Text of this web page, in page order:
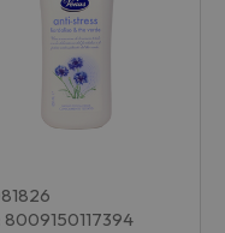
8009150117394